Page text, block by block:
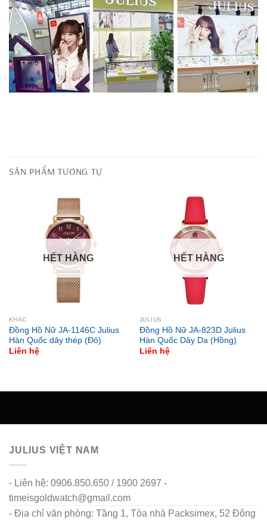
SẢN PHẨM TƯƠNG TỰ
HẾT HÀNG
KHÁC
Đồng Hồ Nữ JA-1146C Julius
Hàn Quốc dây thép (Đỏ)
Liên hệ
HẾT HÀNG
JULIUS
Đồng Hồ Nữ JA-823D Julius
Hàn Quốc Dây Da (Hồng)
Liên hệ
JULIUS VIỆT NAM
- Liên hệ: 0906.850.650 / 1900 2697 -
timeisgoldwatch@gmail.com
- Địa chỉ văn phòng: Tầng 1, Tòa nhà Packsimex, 52 Đông